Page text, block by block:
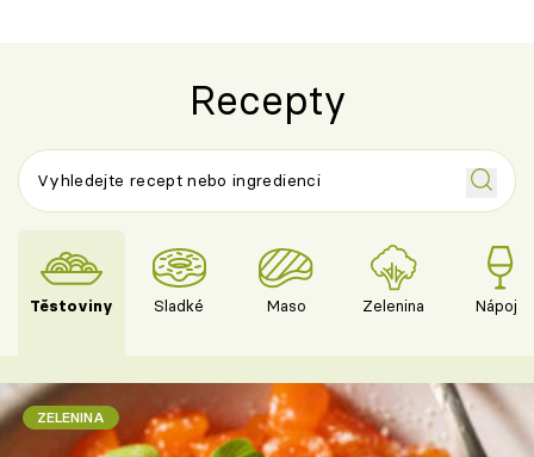
Recepty
Těstoviny Sladké Maso Zelenina Nápoje
ZELENINA